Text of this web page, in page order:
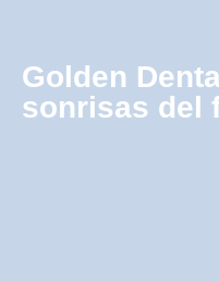
Golden
sonrisas del